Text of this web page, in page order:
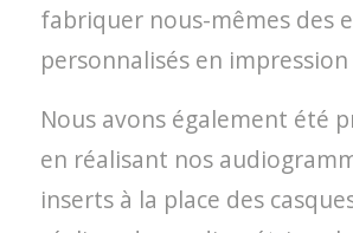
fabriquer nous-mêmes des
personnalisés en impression
Nous avons également été
en réalisant nos
inserts à la place des